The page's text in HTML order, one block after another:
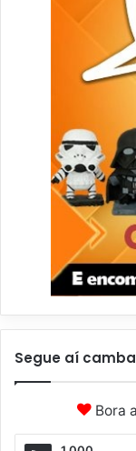
Segue aí
Bora